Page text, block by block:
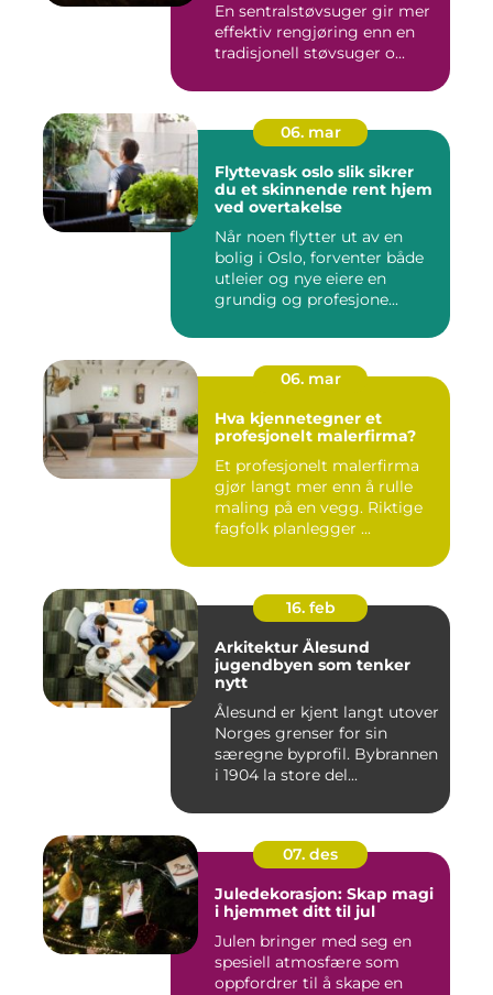
En sentralstøvsuger gir mer
effektiv rengjøring enn en
tradisjonell støvsuger o...
06. mar
Flyttevask oslo slik sikrer
du et skinnende rent hjem
ved overtakelse
Når noen flytter ut av en
bolig i Oslo, forventer både
utleier og nye eiere en
grundig og profesjone...
06. mar
Hva kjennetegner et
profesjonelt malerfirma?
Et profesjonelt malerfirma
gjør langt mer enn å rulle
maling på en vegg. Riktige
fagfolk planlegger ...
16. feb
Arkitektur Ålesund
jugendbyen som tenker
nytt
Ålesund er kjent langt utover
Norges grenser for sin
særegne byprofil. Bybrannen
i 1904 la store del...
07. des
Juledekorasjon: Skap magi
i hjemmet ditt til jul
Julen bringer med seg en
spesiell atmosfære som
oppfordrer til å skape en